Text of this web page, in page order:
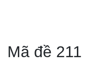
Mã đề 211